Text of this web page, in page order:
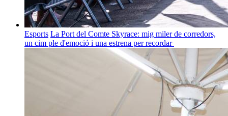
Esports La Port del Comte Skyrace: mig miler de corredors,
un cim ple d'emoció i una estrena per recordar